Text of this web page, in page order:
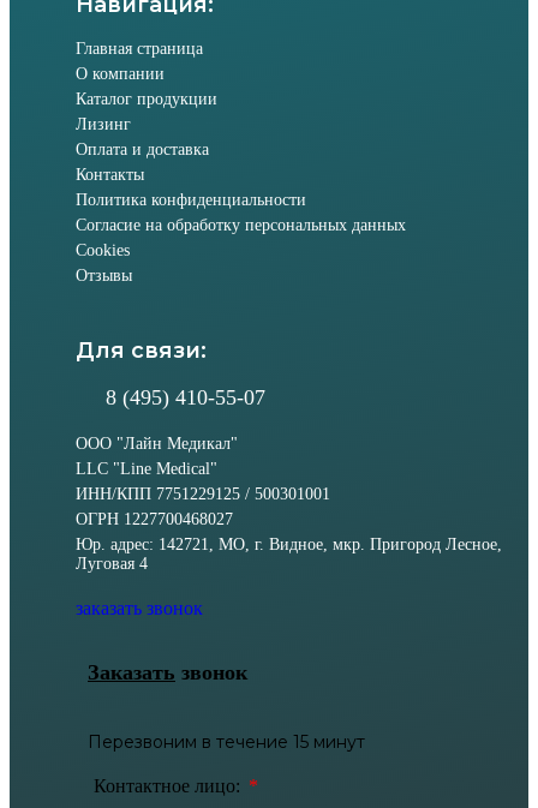
Главная страница
О компании
Каталог продукции
Лизинг
Оплата и доставка
Контакты
Политика конфиденциальности
Согласие на обработку персональных данных
Cookies
Отзывы
Для связи:
8 (495) 410-55-07
ООО "Лайн Медикал"
LLC "Line Medical"
ИНН/КПП 7751229125 / 500301001
ОГРН 1227700468027
Юр. адрес: 142721, МО, г. Видное, мкр. Пригород Лесное,
Луговая 4
заказать звонок
Контактное лицо:
Перезвоним в течение 15 минут
Заказать звонок